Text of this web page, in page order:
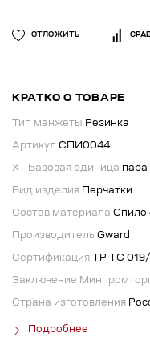
ОТЛОЖИТЬ
КРАТКО О ТОВАРЕ
Тип манжеты Резинка
Артикул СПИ0044
X - Базовая единица пара
Вид изделия Перчатки
Состав материала
Производитель Gward
Сертификация ТР ТС 019/
Заключение
Страна изготовления
Подробнее